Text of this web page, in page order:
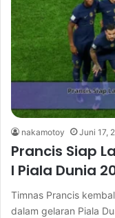
nakamotoy Juni 17,
Prancis Siap
I Piala Dunia
Timnas Prancis
dalam gelaran Piala